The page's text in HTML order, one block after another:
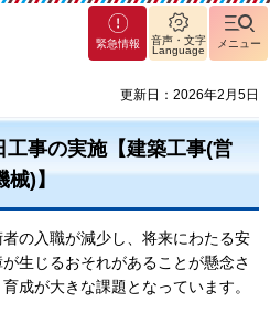
緊急情報
音声・文字
Language
メニュー
更新日：2026年2月5日
事の実施【建築工事(営
)】
の入職が減少し、将来にわたる安
生じるおそれがあることが懸念さ
成が大きな課題となっています。